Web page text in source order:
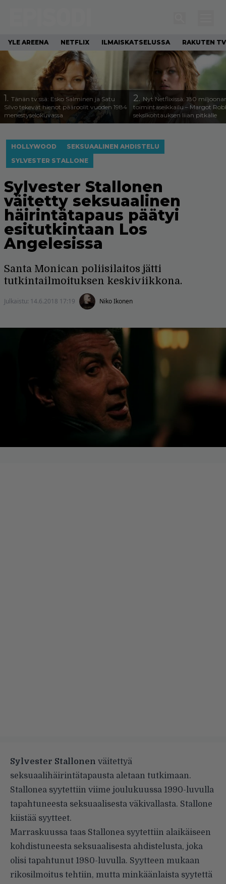
YLE AREENA NETFLIX ILMAISKATSELUSSA RAKUTEN TV
1. Tänän tv:ssä: Esko Salminen ja Satu
Silvo tekevät hienot pääroolit vuoden 1984
menestyselokuvassa
2. Nyt Netflixissä: 180
toimintaseikkailu – Margot
seksikohtauksen liian pitkälle
HOLLYWOOD
SEKSUAALINEN AHDISTELU
SYLVESTER STALLONE
Sylvester Stallonen
väitetty seksuaalinen
häirintätapaus päätyi
esitutkintaan Los
Angelesissa
Santa Monican poliisilaitos jätti
tutkintailmoituksen keskiviikkona.
Julkaistu: 14.6.2018 17:19 Niko Ikonen
Sylvester Stallonen väitettyä
seksuaalihäirintätapausta aletaan tutkimaan.
Stallonea syytettiin viime joulukuussa 1990-luvulla
tapahtuneesta seksuaalisesta väkivallasta. Stallone
kiistää syytteet.
Marraskuussa taas Stallonea syytettiin alaikäiseen
kohdistuneesta seksuaalisesta ahdistelusta, joka
olisi tapahtunut 1980-luvulla. Syytteen mukaan
rikosilmoitus tehtiin, mutta minkäänlaista syytettä